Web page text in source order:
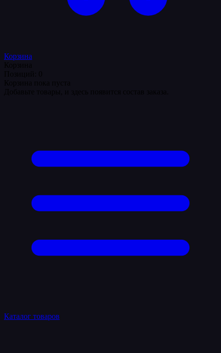
Корзина
Каталог товаров